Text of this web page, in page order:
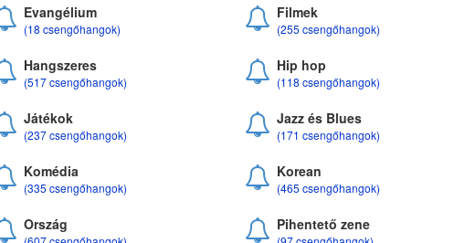
Evangélium
(18 csengőhangok)
Filmek
(255 csengőhangok)
Hangszeres
(517 csengőhangok)
Hip hop
(118 csengőhangok)
Játékok
(237 csengőhangok)
Jazz és Blues
(171 csengőhangok)
Komédia
(335 csengőhangok)
Korean
(465 csengőhangok)
Ország Pihentető zene